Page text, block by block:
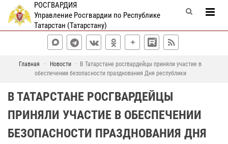
РОСГВАРДИЯ
Управление Росгвардии по Республике
Татарстан (Татарстану)
Главная Новости
В Татарстане росгвардейцы приняли участие в
обеспечении безопасности празднования Дня республики
В ТАТАРСТАНЕ РОСГВАРДЕЙЦЫ
ПРИНЯЛИ УЧАСТИЕ В ОБЕСПЕЧЕНИИ
БЕЗОПАСНОСТИ ПРАЗДНОВАНИЯ ДНЯ